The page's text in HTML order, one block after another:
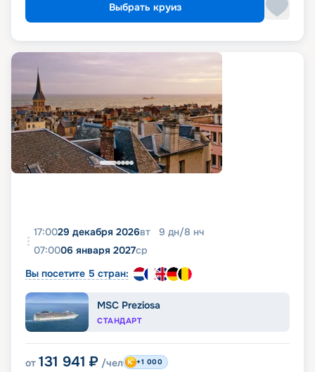
Выбрать круиз
17:0029 декабря 2026вт 9 дн/8 нч
07:0006 января 2027ср
Вы посетите 5 стран:
MSC Preziosa
СТАНДАРТ
от 131 941 ₽ /чел +1 000